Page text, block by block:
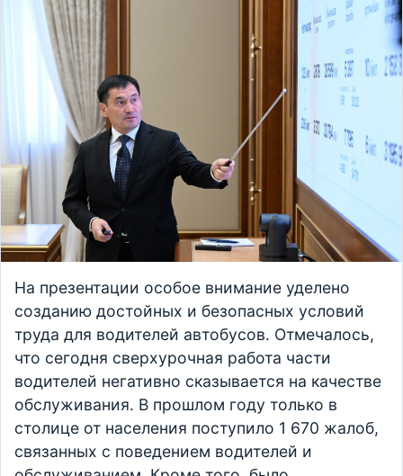
На презентации особое внимание уделено
созданию достойных и безопасных условий
труда для водителей автобусов. Отмечалось,
что сегодня сверхурочная работа части
водителей негативно сказывается на качестве
обслуживания. В прошлом году только в
столице от населения поступило 1 670 жалоб,
связанных с поведением водителей и